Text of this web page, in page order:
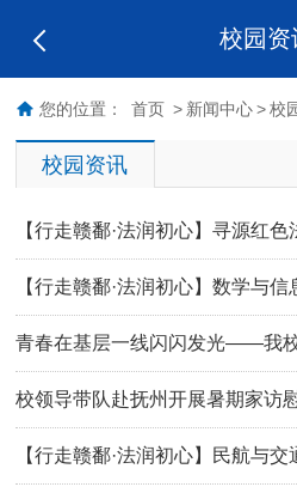
校园资
您的位置： 首页 > 新闻中心 > 校
校园资讯
【行走赣鄱·法润初心】寻源红
空普法使命：信息工程学院（人
政实践活动
【行走赣鄱·法润初心】数学与信
院：“‘数’履长田·与法同行”实践
青春在基层一线闪闪发光——我
暑期社会实践活动
校领导带队赴抚州开展暑期家访
【行走赣鄱·法润初心】民航与